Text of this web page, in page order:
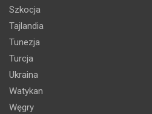
Szkocja
Tajlandia
Tunezja
Turcja
Ukraina
Watykan
Węgry